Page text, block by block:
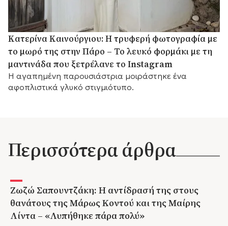
Κατερίνα Καινούργιου: Η τρυφερή φωτογραφία με
το μωρό της στην Πάρο – Το λευκό φορμάκι με τη
μαντινάδα που ξετρέλανε το Instagram
Η αγαπημένη παρουσιάστρια μοιράστηκε ένα
αφοπλιστικά γλυκό στιγμιότυπο.
Περισσότερα άρθρα
Ζωζώ Σαπουντζάκη: Η αντίδρασή της στους
θανάτους της Μάρως Κοντού και της Μαίρης
Λίντα – «Λυπήθηκε πάρα πολύ»